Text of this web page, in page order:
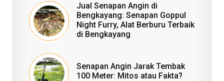
Jual Senapan Angin di
Bengkayang: Senapan Goppul
Night Furry, Alat Berburu Terbaik
di Bengkayang
Senapan Angin Jarak Tembak
100 Meter: Mitos atau Fakta?